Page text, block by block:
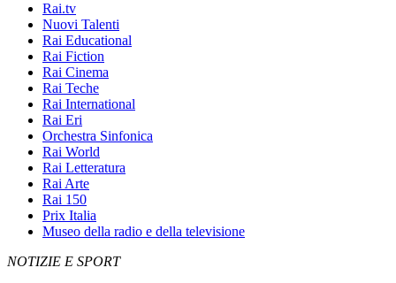
Rai.tv
Nuovi Talenti
Rai Educational
Rai Fiction
Rai Cinema
Rai Teche
Rai International
Rai Eri
Orchestra Sinfonica
Rai World
Rai Letteratura
Rai Arte
Rai 150
Prix Italia
Museo della radio e della televisione
NOTIZIE E SPORT